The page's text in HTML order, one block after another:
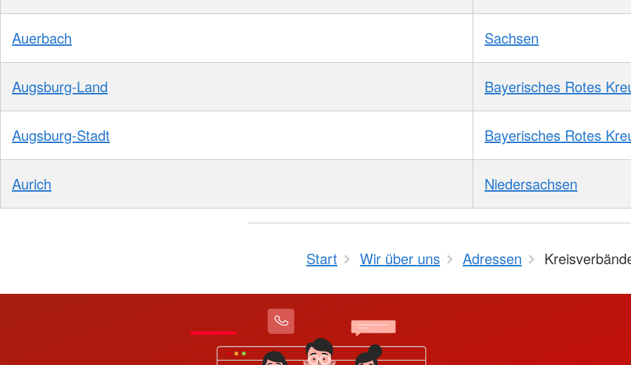
Auerbach Sachsen
Augsburg-Land Bayerisches Rotes
Augsburg-Stadt Bayerisches Rotes
Aurich Niedersachsen
Start Wir über uns Adressen